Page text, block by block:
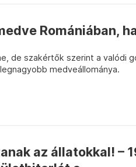
Romániában,
de szakértők szerint a valódi
medveállománya.
az állatokkal! –